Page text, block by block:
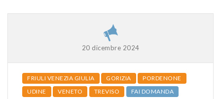
20 dicembre 2024
FRIULI VENEZIA GIULIA GORIZIA
PORDENONE
UDINE
VENETO TREVISO
FAI DOMANDA